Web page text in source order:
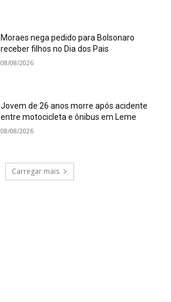
Moraes nega pedido para Bolsonaro
receber filhos no Dia dos Pais
08/08/2026
Jovem de 26 anos morre após acidente
entre motocicleta e ônibus em Leme
08/08/2026
Carregar mais